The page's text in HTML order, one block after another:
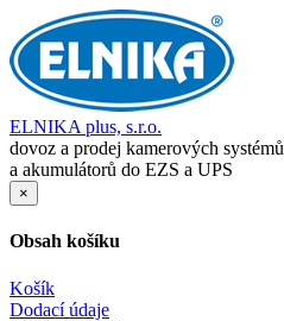
ELNIKA plus, s.r.o.
dovoz a prodej kamerových systémů
a akumulátorů do EZS a UPS
×
Obsah košíku
Košík
Dodací údaje